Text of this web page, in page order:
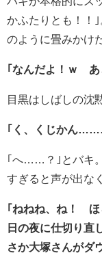
かふたりとも！！
のように畳みかけ
｢なんだよ！ｗ
目黒はしばしの沈
｢く、くじかん
｢へ……？｣とバキ
すぎると声が出な
｢ねねね、ね！
日の夜に仕切り
さか大塚さんがダ